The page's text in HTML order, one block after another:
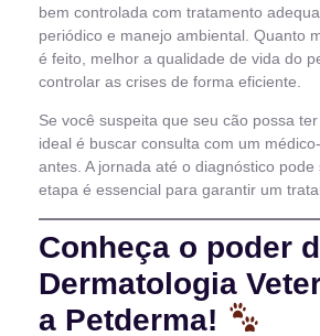
bem controlada com tratamento
periódico e manejo ambiental. Quanto
é feito, melhor a qualidade de vida do
controlar as crises de forma eficiente.
Se você suspeita que seu cão possa
ideal é buscar consulta com um
antes. A jornada até o diagnóstico
etapa é essencial para garantir um
Conheça o poder
Dermatologia
a Petderma!